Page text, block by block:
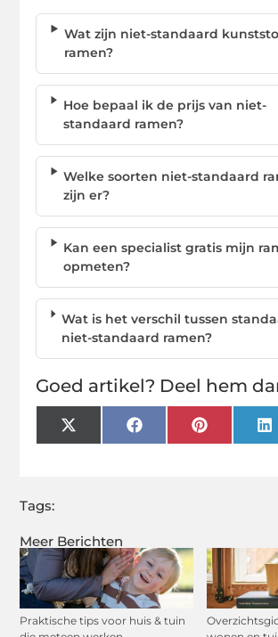
Meer Berichten
Praktische tips voor huis & tuin
Wat zijn niet-standaard
ramen?
Hoe bepaal ik de prijs van niet-
standaard ramen?
Welke soorten niet-standaard
zijn er?
Kan een specialist gratis mijn
opmeten?
Wat is het verschil tussen
niet-standaard ramen?
Goed artikel? Deel hem
X
(Twitter)
FacebookPinterest
Tags: